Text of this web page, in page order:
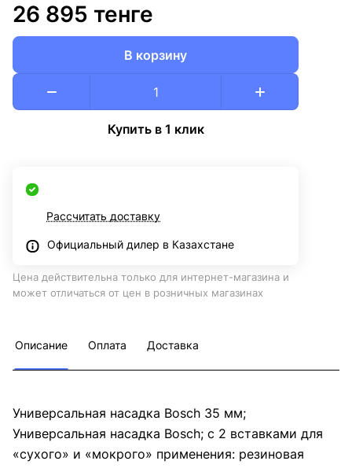
26 895 тенге
В корзину
Купить в 1 клик
Рассчитать доставку
Официальный дилер в Казахстане
Цена действительна только для интернет-магазина и
может отличаться от цен в розничных магазинах
Описание Оплата Доставка
Универсальная насадка Bosch 35 мм;
Универсальная насадка Bosch; с 2 вставками для
«сухого» и «мокрого» применения: резиновая